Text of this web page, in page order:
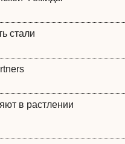
стали
в растлении